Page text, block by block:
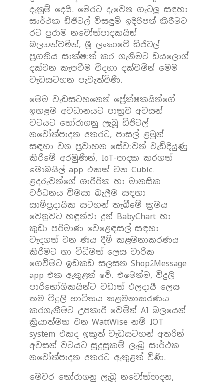
දැනුම් දෙයි. මෙරට දැවෙන ගැටලු සඳහා
සාර්ථක ඩිජිටල් විසඳුම් ඉදිරිපත් කිරීමට
රට පුරාම නවෝත්පාදකයින්
බලගන්වමින්, ශ්‍රී ලංකාවේ ඩිජිටල්
ප්‍රගතිය සාක්ෂාත් කර ගැනීමට ඩයලොග්
දක්වන කැපවීම විදහා දක්වමින් මෙම
වැඩසටහන පැවැත්විණි.
මෙම වැඩසටහනෙන් ප්‍රේක්ෂකයින්‌ගේ
ඉහළම අවධානයට පාත්‍රව අවසන්
වටයට තෝරාගනු ලැබූ ඩිජිටල්
නවෝත්පාදන අතරට, පාසල් ළමුන්
සඳහා වන ප්‍රවාහන සේවාවන් වැඩිදියුණු
කිරීමේ අරමුණින්, IoT-පාදක කරගත්
මොබයිල් app එකක් වන Cubic,
ළදරුවන්ගේ ශාරීරික හා මානසික
වර්ධනය විමසා බැලීම සඳහා
සාම්ප්‍රදායික සටහන් තැබීමේ ක්‍රමය
වෙනුවට හඳුන්වා දුන් BabyChart හා
කුඩා පරිමාණ ‌වෙළෙඳසල් සඳහා
වැදගත් වන ණය දීම් කළමනාකරණය
කිරීමට හා විධිමත් ලෙස වාරික
ගෙවීමට ඉඩකඩ සලසන Shop2Message
app එක ඇතුළත් වේ. එමෙන්ම, විදුලි
පාරිභෝගිකයින්ට වඩාත් ඵලදායී ලෙස
තම විදුලි භාවිතය කළමනාකරණය
කරගැනීමට උපකාරී වෙමින් AI බලයෙන්
ක්‍රියාත්මක වන WattWise නම් IOT
system එකද ඉකුත් වැඩසටහන් අතරින්
අවසන් වටයට සුදුසුකම් ලැබූ සාර්ථක
නවෝත්පාදන අතරට ඇතුළත් විණි.
මෙවර තෝරාගනු ලැබූ නවෝත්පාදන,